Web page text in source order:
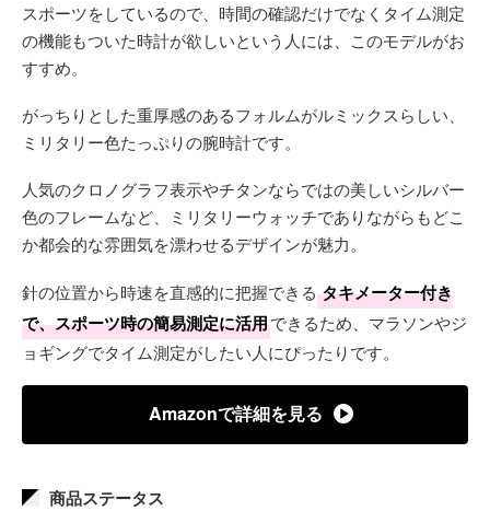
スポーツをしているので、時間の確認だけでなくタイム測定
の機能もついた時計が欲しいという人には、このモデルがお
すすめ。
がっちりとした重厚感のあるフォルムがルミックスらしい、
ミリタリー色たっぷりの腕時計です。
人気のクロノグラフ表示やチタンならではの美しいシルバー
色のフレームなど、ミリタリーウォッチでありながらもどこ
か都会的な雰囲気を漂わせるデザインが魅力。
針の位置から時速を直感的に把握できる タキメーター付き
で、スポーツ時の簡易測定に活用できるため、マラソンやジ
ョギングでタイム測定がしたい人にぴったりです。
Amazonで詳細を見る
商品ステータス